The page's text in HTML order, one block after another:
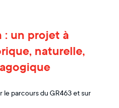
: un projet à
naturelle,
le parcours du GR463 et sur